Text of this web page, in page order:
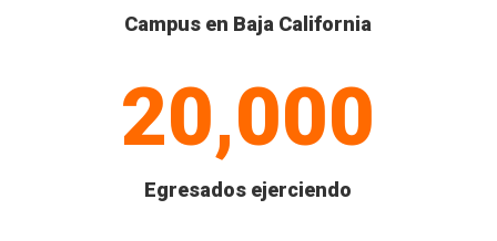
Campus en Baja California
20,000
Egresados ejerciendo